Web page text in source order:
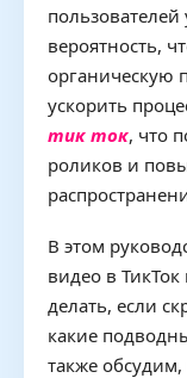
вероятность,
органическую
ускорить
тик ток, что
роликов и
В этом
видео в
делать, если
какие
также